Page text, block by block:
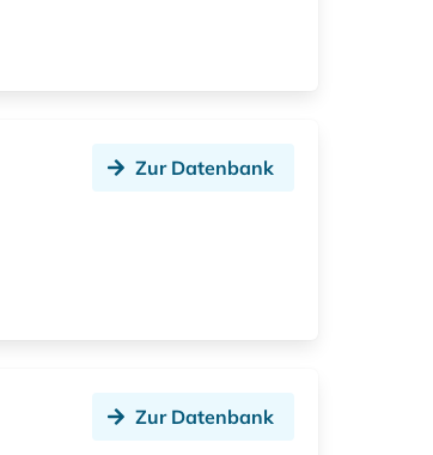
Zur Datenbank
Zur Datenbank